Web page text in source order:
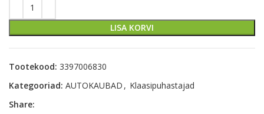
LISA KORVI
Tootekood: 3397006830
Kategooriad: AUTOKAUBAD , Klaasipuhastajad
Share: